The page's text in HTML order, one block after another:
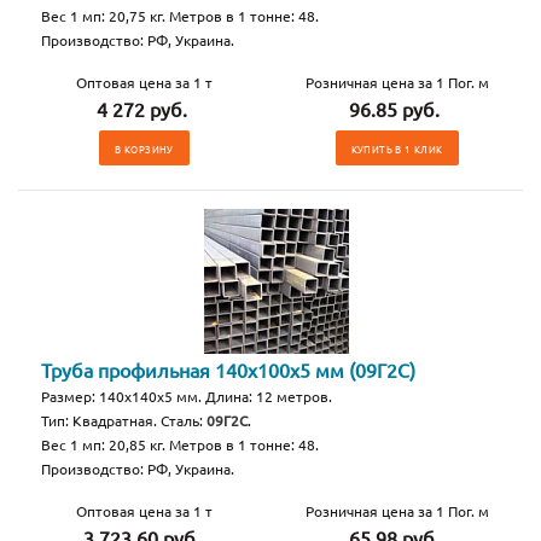
Вес 1 мп: 20,75 кг. Метров в 1 тонне: 48.
Производство: РФ, Украина.
Оптовая цена за 1 т
4 272 руб.
В КОРЗИНУ
Розничная цена за 1 Пог. м
96.85 руб.
КУПИТЬ В 1 КЛИК
Труба профильная 140х100х5 мм (09Г2С)
Размер: 140х140х5 мм. Длина: 12 метров.
Тип: Квадратная. Сталь:09Г2С.
Вес 1 мп: 20,85 кг. Метров в 1 тонне: 48.
Производство: РФ, Украина.
Оптовая цена за 1 т Розничная цена за 1 Пог. м